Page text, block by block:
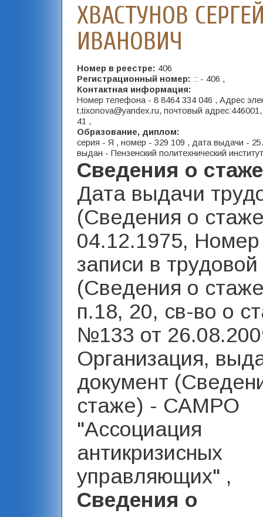
ХВАСТУНОВ
ИВАНОВИЧ
Номер в реестре: 406
Регистрационный номер: :: - 406 ,
Контактная информация:
Номер телефона - 8 8464 334 046 , Адрес
t.tixonova@yandex.ru, почтовый
41 ,
Образование, диплом:
серия - Я , номер - 329 109 , дата выдачи -
выдан - Пензенский политехнический
Сведения о
Дата выдачи
(Сведения о
04.12.1975, Номер
записи в
(Сведения о
п.18, 20, св-во о
№133 от
Организация,
документ
стаже) - САМРО
"Ассоциация
антикризисных
управляющих" ,
Сведения о